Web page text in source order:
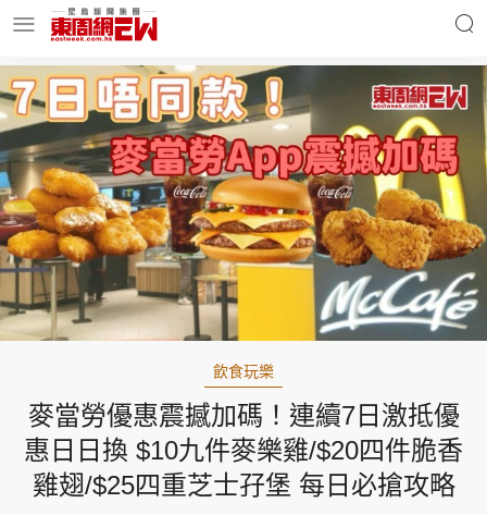
明星名人 時事財經
東周Ladies 優享生活
東周食玩通 會員活動
玄學靈異 東周專欄
飲食玩樂
麥當勞優惠震撼加碼！連續7日激抵優
惠日日換 $10九件麥樂雞/$20四件脆香
雞翅/$25四重芝士孖堡 每日必搶攻略